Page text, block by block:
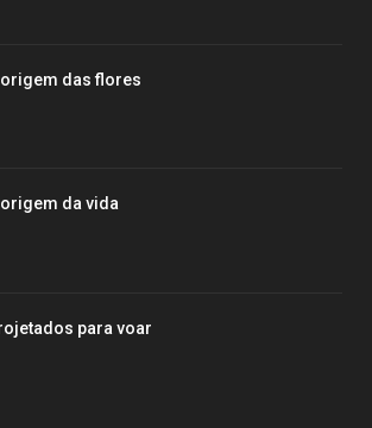
das flores
da vida
para voar